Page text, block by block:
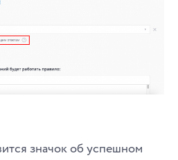
значок об успешном